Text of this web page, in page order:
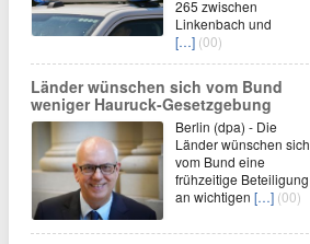
265 zwischen
Linkenbach und
[…] (00)
Länder wünschen sich vom Bund
weniger Hauruck-Gesetzgebung
Berlin (dpa) - Die
Länder wünschen sich
vom Bund eine
frühzeitige Beteiligung
an wichtigen […] (00)